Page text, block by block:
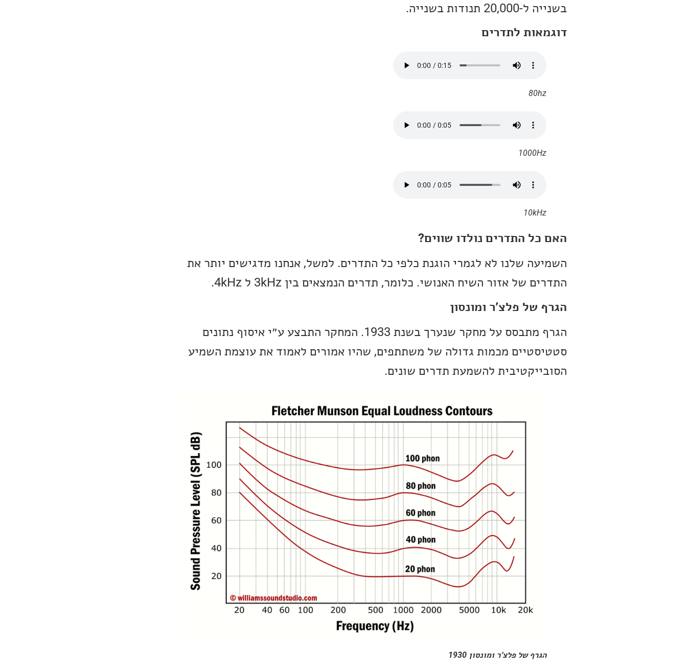
בשנייה ל-20,000 תנודות בשנייה.
דוגמאות לתדרים
80hz
1000Hz
10kHz
האם כל התדרים נולדו שווים?
השמיעה שלנו לא לגמרי הוגנת כלפי כל התדרים. למשל, אנחנו מדגישים יותר את
התדרים של אזור השיח האנושי. כלומר, תדרים הנמצאים בין 3kHz ל 4kHz.
הגרף של פלצ׳ר ומונסון
הגרף מתבסס על מחקר שנערך בשנת 1933. המחקר התבצע ע״י איסוף נתונים
סטטיסטיים מכמות גדולה של משתתפים, שהיו אמורים לאמוד את עוצמת השמיע
הסובייקטיבית להשמעת תדרים שונים.
הגרף של פלצ׳ר ומונסון 1930